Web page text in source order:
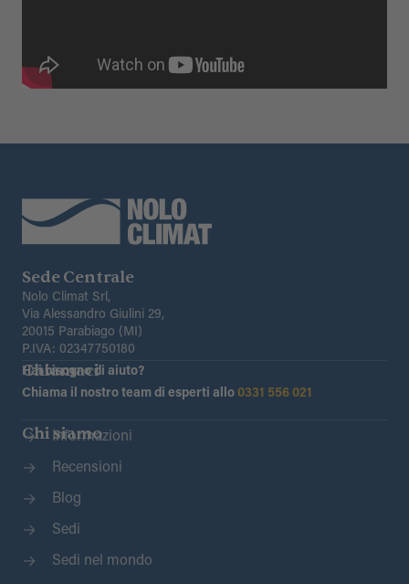
Sede Centrale
Nolo Climat Srl,
Via Alessandro Giulini 29,
20015 Parabiago (MI)
P.IVA: 02347750180
Chiamaci
Hai bisogno di aiuto?
Chiama il nostro team di esperti allo 0331 556 021
Chi siamo
Informazioni
Recensioni
Blog
Sedi
Sedi nel mondo